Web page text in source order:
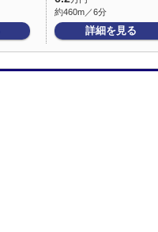
約460m／6分
詳細を見る